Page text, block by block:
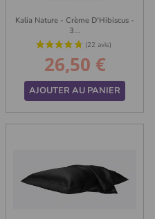
(10 avis)
Kalia Nature - Crème D'Hibiscus -
3...
Prix
26,50 €
AJOUTER AU PANIER